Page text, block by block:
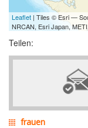
Leaflet | Tiles © Esri —
NRCAN, Esri Japan,
Teilen:
frauen